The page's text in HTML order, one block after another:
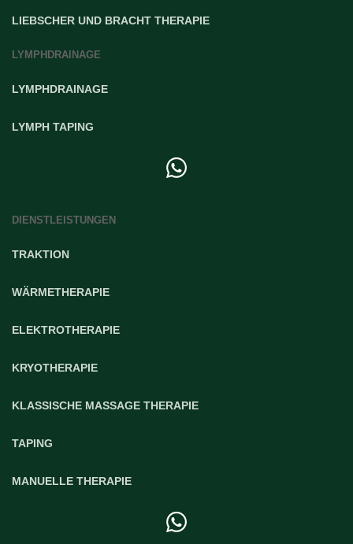
LIEBSCHER UND BRACHT THERAPIE
LYMPHDRAINAGE
LYMPHDRAINAGE
LYMPH TAPING
DIENSTLEISTUNGEN
TRAKTION
WÄRMETHERAPIE
ELEKTROTHERAPIE
KRYOTHERAPIE
KLASSISCHE MASSAGE THERAPIE
TAPING
MANUELLE THERAPIE